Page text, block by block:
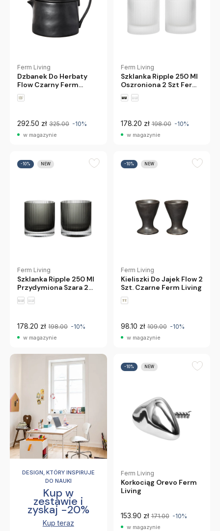
Ferm Living
Dzbanek Do Herbaty
Flow Czarny Ferm
Living
292.50 zł 325.00 -10%
w magazynie
Ferm Living
Szklanka Ripple 250 Ml
Oszroniona 2 Szt Ferm
Living
178.20 zł 198.00 -10%
w magazynie
-10% NEW
Ferm Living
Szklanka Ripple 250 Ml
Przydymiona Szara 2
Szt Ferm Living
178.20 zł 198.00 -10%
w magazynie
-10% NEW
Ferm Living
Kieliszki Do Jajek Flow 2
Szt. Czarne Ferm Living
98.10 zł 109.00 -10%
w magazynie
DESIGN, KTÓRY INSPIRUJE
DO NAUKI
Kup w
zestawie i
zyskaj -20%
Kup teraz
-10% NEW
Ferm Living
Korkociąg Orevo Ferm
Living
153.90 zł 171.00 -10%
w magazynie